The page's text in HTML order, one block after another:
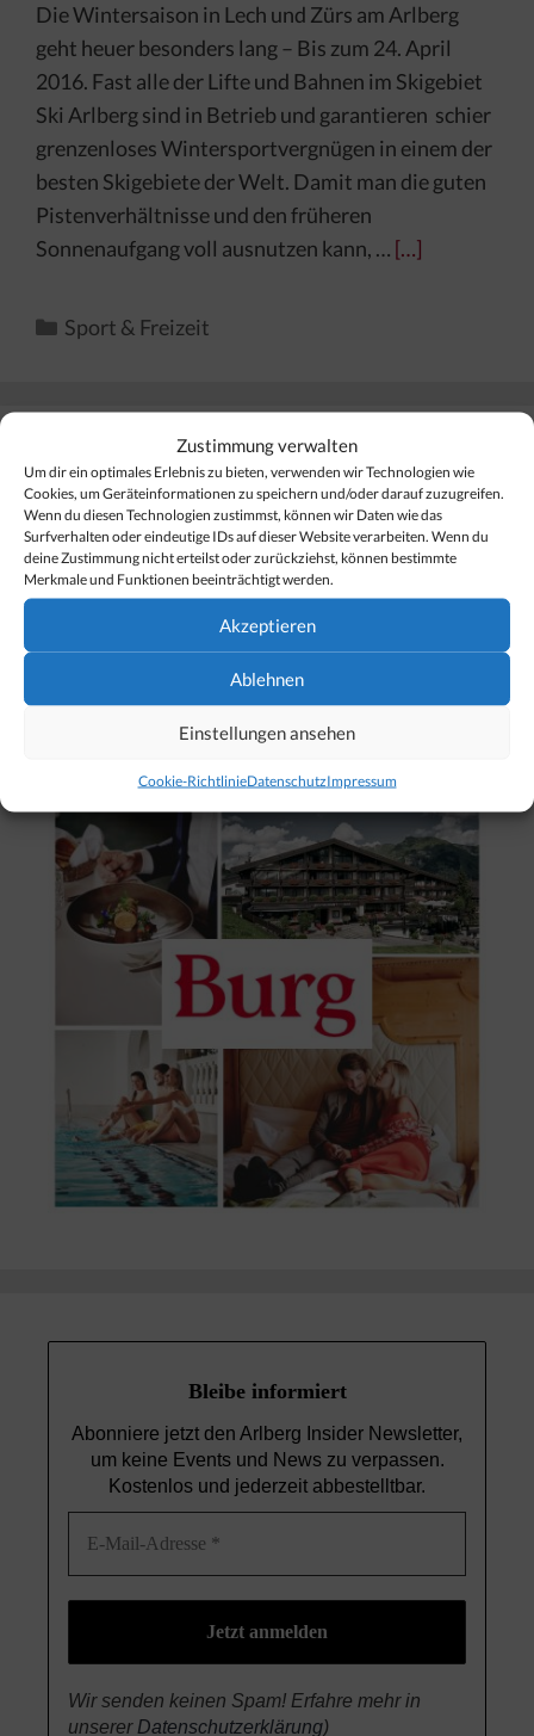
Zustimmung verwalten
Um dir ein optimales Erlebnis zu bieten, verwenden wir Technologien wie
Cookies, um Geräteinformationen zu speichern und/oder darauf zuzugreifen.
Wenn du diesen Technologien zustimmst, können wir Daten wie das
Surfverhalten oder eindeutige IDs auf dieser Website verarbeiten. Wenn du
deine Zustimmung nicht erteilst oder zurückziehst, können bestimmte
Merkmale und Funktionen beeinträchtigt werden.
Akzeptieren
Ablehnen
Einstellungen ansehen
Cookie-RichtlinieDatenschutzImpressum
Die Wintersaison in Lech und Zürs am Arlberg
geht heuer besonders lang – Bis zum 24. April
2016. Fast alle der Lifte und Bahnen im Skigebiet
Ski Arlberg sind in Betrieb und garantieren schier
grenzenloses Wintersportvergnügen in einem der
besten Skigebiete der Welt. Damit man die guten
Pistenverhältnisse und den früheren
Sonnenaufgang voll ausnutzen kann, … […]
Kategorien
Sport & Freizeit
Finden Sie Ihr Thema…
Suchen
nach:
Unser Hotel-Tipp für Lech
Bleibe informiert
Abonniere jetzt den Arlberg Insider Newsletter,
um keine Events und Newszu verpassen.
Kostenlos und jederzeit abbestelltbar.
Wir senden keinen Spam! Erfahre mehr in
unsererDatenschutzerklärung)